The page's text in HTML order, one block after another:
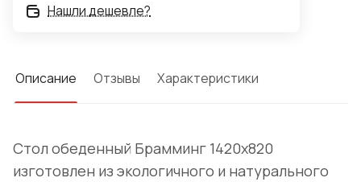
Нашли дешевле?
Описание Отзывы Характеристики
Стол обеденный Брамминг 1420х820
изготовлен из экологичного и натурального